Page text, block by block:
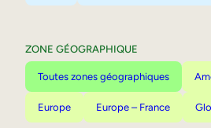
ZONE GÉOGRAPHIQUE
Toutes zones géographiques
Europe Europe – France